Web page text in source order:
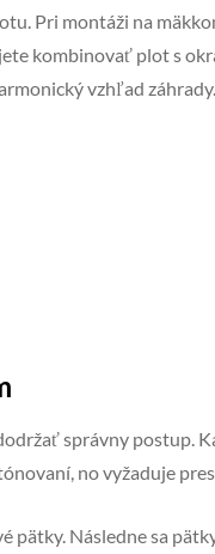
Pri montáži na
kombinovať plot s
vzhľad záhrady.
správny postup.
no vyžaduje
Následne sa